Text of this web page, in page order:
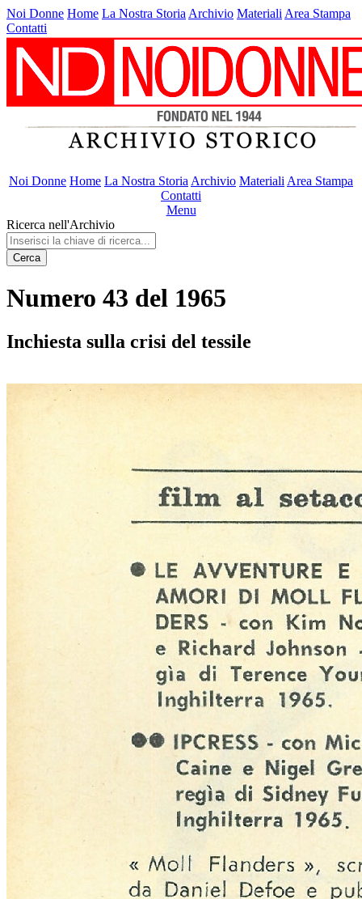
Noi Donne Home La Nostra Storia Archivio Materiali Area Stampa
Contatti
Noi Donne Home La Nostra Storia Archivio Materiali Area Stampa
Contatti
Menu
Ricerca nell'Archivio
Cerca
Numero 43 del 1965
Inchiesta sulla crisi del tessile